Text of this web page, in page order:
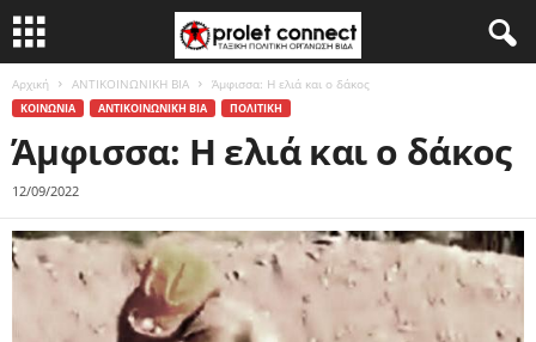
Αρχική ΑΝΤΙΚΟΙΝΩΝΙΚΗ ΒΙΑ Άμφισσα: Η ελιά και ο δάκος
ΚΟΙΝΩΝΙΑ ΑΝΤΙΚΟΙΝΩΝΙΚΗ ΒΙΑ ΠΟΛΙΤΙΚΗ
Άμφισσα: Η ελιά και ο δάκος
12/09/2022